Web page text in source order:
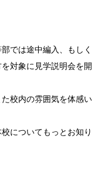
では途中編入、もしく
対象に見学説明会を開
校内の雰囲気を体感い
についてもっとお知り